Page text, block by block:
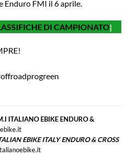
Enduro FMI il 6 aprile.
DI CAMPIONATO|
ITALIANO EBIKE ENDURO &
EBIKE ITALY ENDURO & CROSS